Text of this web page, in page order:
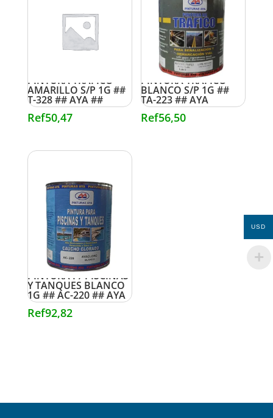
PINTURA TRAFICO
AMARILLO S/P 1G ##
T-328 ## AYA ##
Ref50,47
PINTURA TRAFICO
BLANCO S/P 1G ##
TA-223 ## AYA
Ref56,50
PINTURA P/ PISCINAS
Y TANQUES BLANCO
1G ## AC-220 ## AYA
Ref92,82
USD